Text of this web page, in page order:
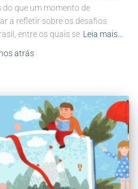
que um momento de
a refletir sobre os desafios
entre os quais se Leia mais…
atrás